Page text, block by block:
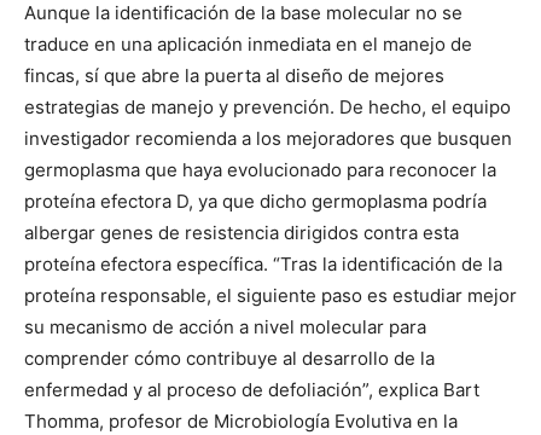
Aunque la identificación de la base molecular no se
traduce en una aplicación inmediata en el manejo de
fincas, sí que abre la puerta al diseño de mejores
estrategias de manejo y prevención. De hecho, el equipo
investigador recomienda a los mejoradores que busquen
germoplasma que haya evolucionado para reconocer la
proteína efectora D, ya que dicho germoplasma podría
albergar genes de resistencia dirigidos contra esta
proteína efectora específica. “Tras la identificación de la
proteína responsable, el siguiente paso es estudiar mejor
su mecanismo de acción a nivel molecular para
comprender cómo contribuye al desarrollo de la
enfermedad y al proceso de defoliación”, explica Bart
Thomma, profesor de Microbiología Evolutiva en la